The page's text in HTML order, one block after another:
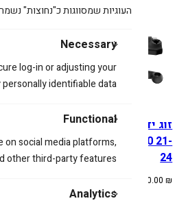
העוגיות שמסווגות כ"נחוצות"
Necessary
log-in or adjusting your
identifiable data.
Functional
social media platforms,
other third-party features.
Analytics
זוג ידיות בלתי שבירות
HONDA CRF450 21-
24
290.00₪
250-530
2014-24